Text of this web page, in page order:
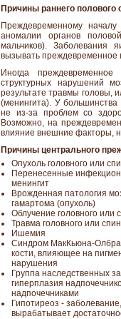
Причины раннего полового
Преждевременному началу
аномалии органов
мальчиков). Заболевания
вызывать преждевременное
Иногда
структурных нарушений
результате травмы головы,
(менингита). У
не из-за проблем со
Возможно, на
влияние внешние факторы,
Причины центрального
Опухоль головного или
Перенесенные
менингит
Врожденная патология
гамартома (опухоль)
Облучение головного или
Травма головного или
Ишемия
Синдром МакКьюна-
кости, влияющее на
нарушения
Группа наследственных
гиперплазия
надпочечниками
Гипотиреоз -
вырабатывает